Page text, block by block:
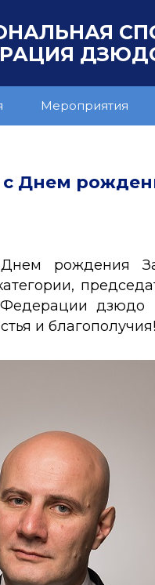
Мероприятия
Днем
рождения
дзюдо
и благополучия!